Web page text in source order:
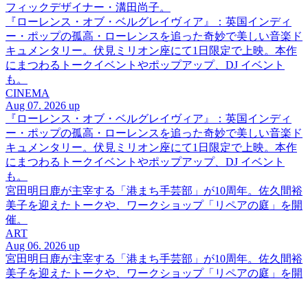
フィックデザイナー・溝田尚子。
『ローレンス・オブ・ベルグレイヴィア』：英国インディ
ー・ポップの孤高・ローレンスを追った奇妙で美しい音楽ド
キュメンタリー。伏見ミリオン座にて1日限定で上映。本作
にまつわるトークイベントやポップアップ、DJ イベント
も。
CINEMA
Aug 07. 2026 up
『ローレンス・オブ・ベルグレイヴィア』：英国インディ
ー・ポップの孤高・ローレンスを追った奇妙で美しい音楽ド
キュメンタリー。伏見ミリオン座にて1日限定で上映。本作
にまつわるトークイベントやポップアップ、DJ イベント
も。
宮田明日鹿が主宰する「港まち手芸部」が10周年。佐久間裕
美子を迎えたトークや、ワークショップ「リペアの庭」を開
催。
ART
Aug 06. 2026 up
宮田明日鹿が主宰する「港まち手芸部」が10周年。佐久間裕
美子を迎えたトークや、ワークショップ「リペアの庭」を開